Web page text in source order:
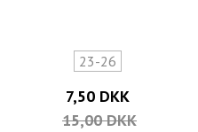
23-26
7,50 DKK
15,00 DKK